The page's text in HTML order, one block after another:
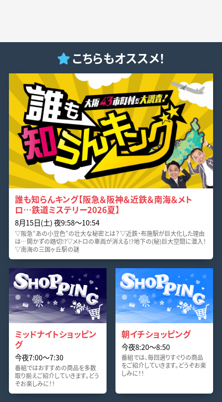
こちらもオススメ！
誰も知らんキング【阪急＆阪神＆近鉄＆南海＆メト
ロ…鉄道ミステリー2026夏】
8月15日(土) 夜9:58〜10:54
▽阪急“あの小豆色”の壮大な秘密とは？▽近鉄・布施駅が巨大化した理由
は…開かずの踏切!?▽メトロの車両が消える!?地下の(秘)巨大空間に潜入！
▽南海の三国ヶ丘駅の謎
ミッドナイトショッピン
グ
今夜7:00〜7:30
番組ではおすすめの商品を多数
取り揃えご紹介していきます。どう
ぞお楽しみに！！
朝イチショッピング
今夜8:20〜8:50
番組では、毎回選りすぐりの商品
をご紹介していきます。どうぞお楽
しみに！！